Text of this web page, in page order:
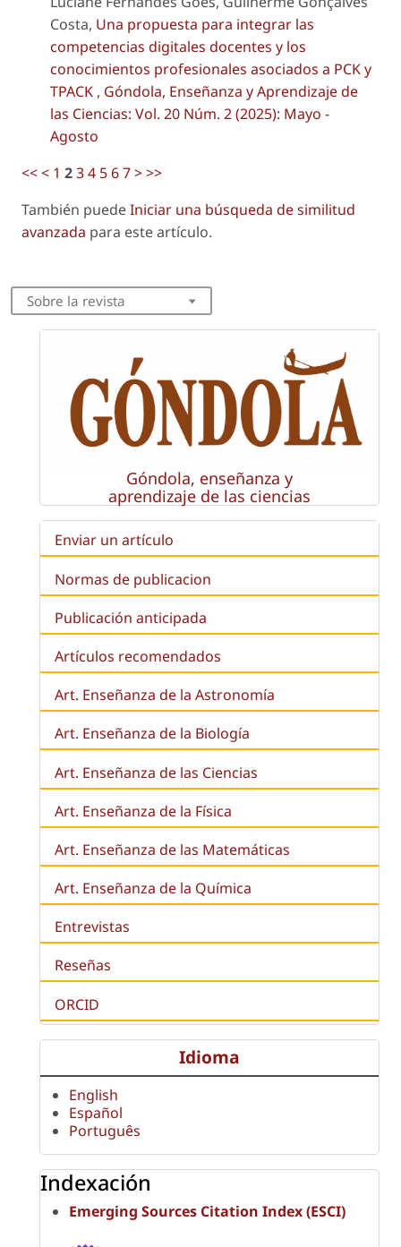
Costa, Una propuesta para integrar las
competencias digitales docentes y los
conocimientos profesionales asociados a PCK y
TPACK , Góndola, Enseñanza y Aprendizaje de
las Ciencias: Vol. 20 Núm. 2 (2025): Mayo -
Agosto
<<< 1 234 567>>>
También puedeIniciar una búsqueda de similitud
avanzada para este artículo.
Sobre la revista
Góndola, enseñanza y
aprendizaje de las ciencias
Enviar un artículo
Normas de publicacion
Publicación anticipada
Artículos recomendados
Art. Enseñanza de la Astronomía
Art. Enseñanza de la Biología
Art. Enseñanza de las Ciencias
Art. Enseñanza de la Física
Art. Enseñanza de las Matemáticas
Art. Enseñanza de la Química
Entrevistas
Reseñas
ORCID
Idioma
English
Español
Português
Indexación
Emerging Sources Citation Index (ESCI)